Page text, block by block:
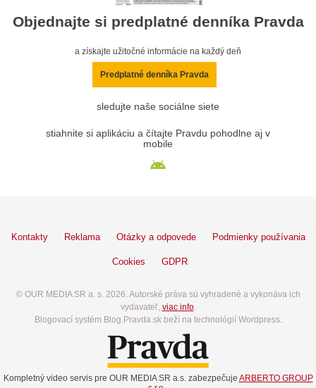
Objednajte si predplatné denníka Pravda
a získajte užitočné informácie na každý deň
Predplatné denníka Pravda
sledujte naše sociálne siete
stiahnite si aplikáciu a čítajte Pravdu pohodlne aj v
mobile
Kontakty Reklama Otázky a odpovede Podmienky používania
Cookies GDPR
© OUR MEDIA SR a. s. 2026. Autorské práva sú vyhradené a vykonáva ich
vydavateľ, viac info.
Blogovací systém Blog.Pravda.sk beží na technológií Wordpress.
Kompletný video servis pre OUR MEDIA SR a.s. zabezpečuje ARBERTO GROUP